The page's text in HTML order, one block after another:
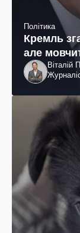
Політика
Кремль
але
Віталій